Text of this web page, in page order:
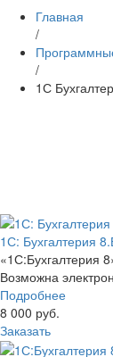
Главная
/
/
1С
1С: Бухгалтерия
«1С:Бухгалтерия
Возможна
Подробнее
8 000 руб.
Заказать